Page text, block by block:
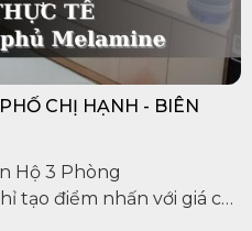
CHỊ HẠNH - BIÊN
Hộ 3 Phòng
tạo điểm nhấn với giá cả
lượng và sự đa dạng